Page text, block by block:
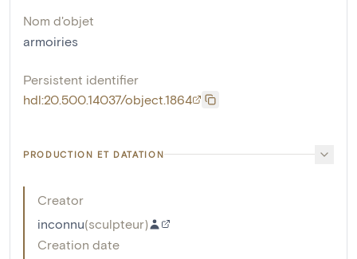
Nom d'objet
armoiries
Persistent identifier
hdl:20.500.14037/object.1864
PRODUCTION ET DATATION
Creator
inconnu(sculpteur)
Creation date